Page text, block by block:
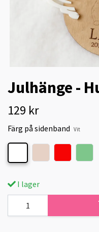
Julhänge -
129 kr
Färg på sidenband Vit
I lager